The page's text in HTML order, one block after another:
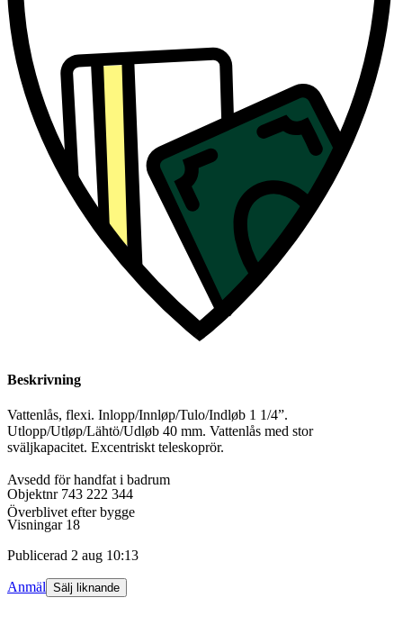
Beskrivning
Vattenlås, flexi. Inlopp/Innløp/Tulo/Indløb 1 1/4”.
Utlopp/Utløp/Lähtö/Udløb 40 mm. Vattenlås med stor
sväljkapacitet. Excentriskt teleskoprör.
Avsedd för handfat i badrum
Överblivet efter bygge
Objektnr 743 222 344
Visningar 18
Publicerad 2 aug 10:13
Anmäl Sälj liknande